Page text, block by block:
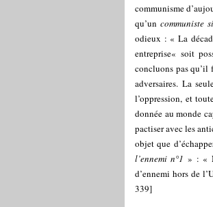
communisme
qu’uncommuniste
odieux : « La
entreprise« soit
concluons pas qu’il
adversaires. La
l’oppression, et
donnée au monde
pactiser avec les
objet que
l’ennemi n°1 » : «
d’ennemi hors de
339]